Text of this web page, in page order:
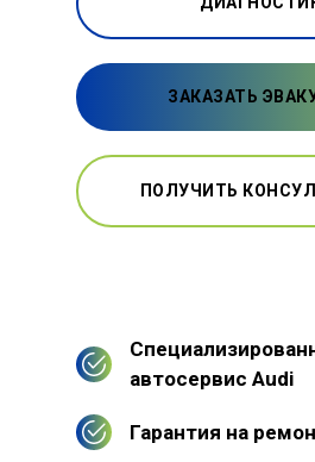
ЗАКАЗАТЬ
ПОЛУЧИТЬ
автосервис Audi
Гарантия на